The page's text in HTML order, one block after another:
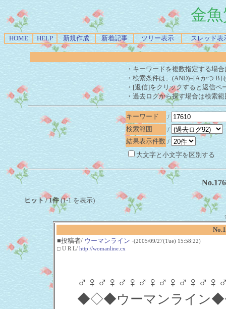
金
HOME HELP 新規作成 新着記事 ツリー表示 スレッド表
・キーワードを複数指定する場
・検索条件は、(AND)=[A かつ
・[返信]をクリックすると返信
・過去ログから探す場合は検索
キーワード
/
検索範囲
/
結果表示件数 /
大文字と小文字を区別する
ヒット / 1件 (1-1 を表示)
■投稿者/ ウーマンライン -(2005/09/27(Tue) 15:58:22)
□ U R L/ http://womanline.cx
◆◇◆ウーマンライン